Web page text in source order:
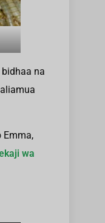
na
Emma,
wa